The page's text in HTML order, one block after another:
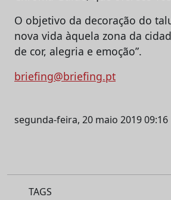
O objetivo da decoração do
nova vida àquela zona da
de cor, alegria e emoção”.
briefing@briefing.pt
segunda-feira, 20 maio 2019 09:16
TAGS